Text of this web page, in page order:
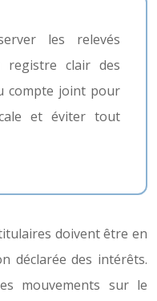
les relevés
clair des
compte joint pour
et éviter tout
doivent être en
déclarée des intérêts.
mouvements sur le